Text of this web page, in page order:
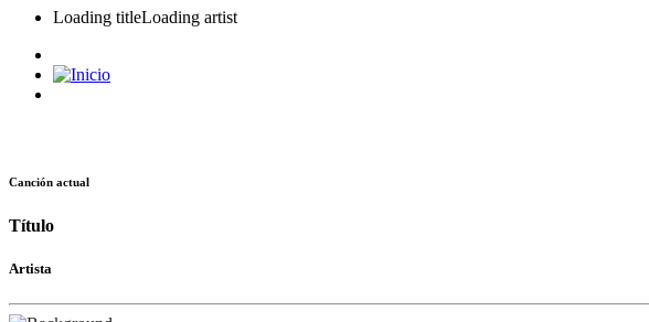
Loading titleLoading artist
Canción actual
Título
Artista